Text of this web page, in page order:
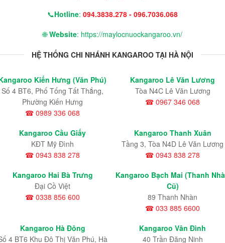
📞Hotline: 094.3838.278 - 096.7036.068
🌐Website: https://maylocnuockangaroo.vn/
HỆ THỐNG CHI NHÁNH KANGAROO TẠI HÀ NỘI
Kiến Hưng (Văn Phú)
Số 4 BT6, Phố Tống Tất Thắng,
Phường Kiến Hưng
☎ 0989 336 068
Kangaroo Lê Văn Lương
Tòa N4C Lê Văn Lương
☎ 0967 346 068
Kangaroo Cầu Giấy
KĐT Mỹ Đình
☎ 0943 838 278
Kangaroo Thanh Xuân
Tầng 3, Tòa N4D Lê Văn Lương
☎ 0943 838 278
Kangaroo Hai Bà Trưng
Đại Cồ Việt
☎ 0338 856 600
Kangaroo Bạch Mai (Thanh
Cũ)
89 Thanh Nhàn
☎ 033 885 6600
Kangaroo Hà Đông
4 BT6 Khu Đô Thị Văn Phú, Hà
Kangaroo Vân Đình
40 Trần Đăng Ninh